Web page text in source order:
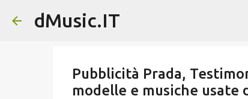
dMusic.IT
Pubblicità Prada,
modelle e musiche usate